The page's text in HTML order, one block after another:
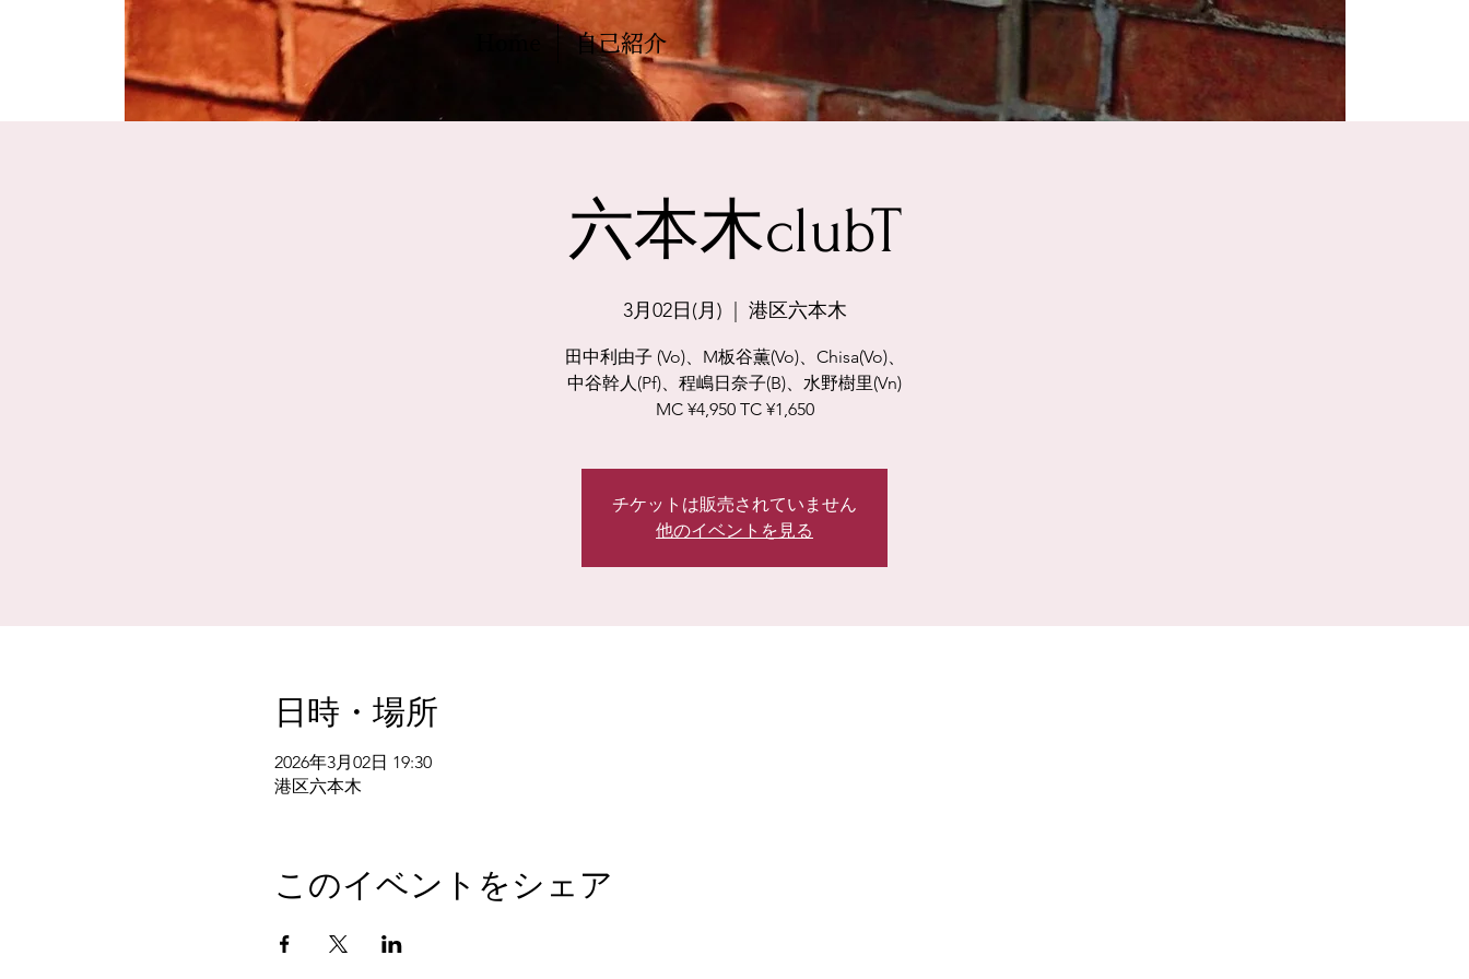
自己紹介
六本木clubT
3月02日(月) 港区六本木
田中利由子 (Vo)、M板谷薫(Vo)、Chisa(Vo)、
中谷幹人(Pf)、程嶋日奈子(B)、水野樹里(Vn)
MC ¥4,950 TC ¥1,650
チケットは販売されていません
他のイベントを見る
日時・場所
2026年3月02日 19:30
港区六本木
このイベントをシェア